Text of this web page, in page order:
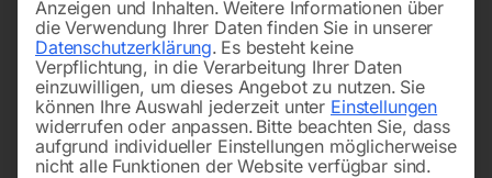
Anzeigen und Inhalten. Weitere Informationen über
die Verwendung Ihrer Daten finden Sie in unserer
Datenschutzerklärung. Es besteht keine
Verpflichtung, in die Verarbeitung Ihrer Daten
einzuwilligen, um dieses Angebot zu nutzen. Sie
können Ihre Auswahl jederzeit unter Einstellungen
widerrufen oder anpassen. Bitte beachten Sie, dass
aufgrund individueller Einstellungen möglicherweise
nicht alle Funktionen der Website verfügbar sind.